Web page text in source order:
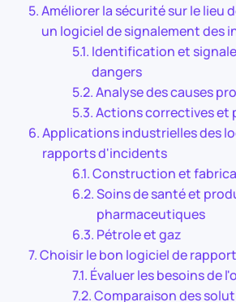
Améliorer la sécurité sur le lieu
un logiciel de signalement des
Identification et
dangers
Analyse des causes
Actions correctives et
Applications industrielles des
rapports d'incidents
Construction et
Soins de santé et
pharmaceutiques
Pétrole et gaz
Choisir le bon logiciel de
Évaluer les besoins de
Comparaison des